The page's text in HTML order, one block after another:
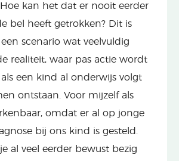
kan het dat er nooit eerder
bel heeft getrokken? Dit is
scenario wat veelvuldig
realiteit, waar pas actie wordt
een kind al onderwijs volgt
ontstaan. Voor mijzelf als
omdat er al op jonge
bij ons kind is gesteld.
al veel eerder bewust bezig